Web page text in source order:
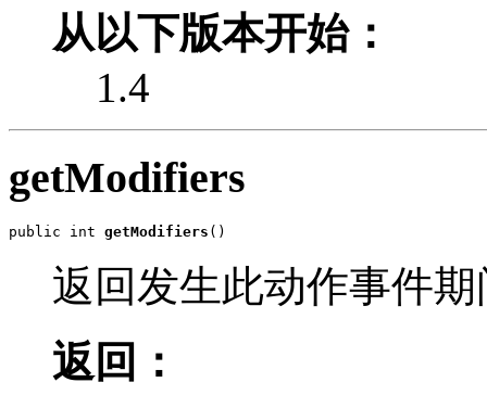
从以下版本开始：
1.4
getModifiers
public int getModifiers ()
返回发生此动作事件
返回：